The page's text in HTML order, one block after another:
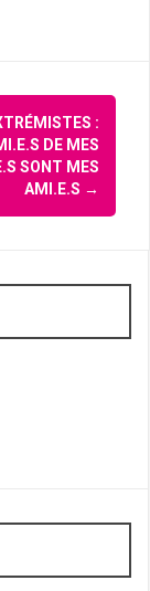
:
DE MES
SONT MES
AMI.E.S →